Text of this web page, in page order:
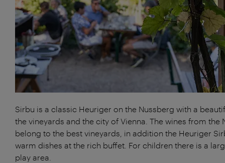
Sirbu is a classic Heuriger on the Nussberg with a
the vineyards and the city of Vienna. The wines from the
belong to the best vineyards, in addition the Heuriger
warm dishes at the rich buffet. For children there is a
play area.